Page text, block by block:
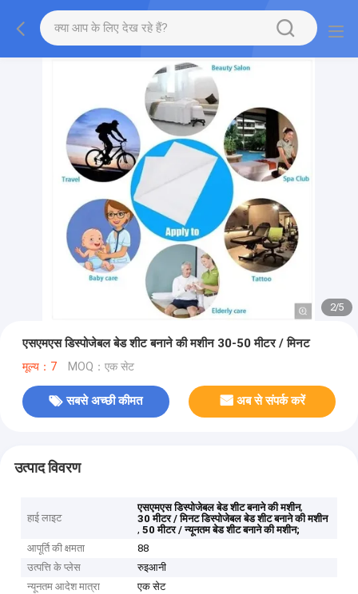
2/5
एसएमएस डिस्पोजेबल बेड शीट बनाने की मशीन 30-50 मीटर / मिनट
मूल्य：7 MOQ：एक सेट
सबसे अच्छी कीमत अब से संपर्क करें
उत्पाद विवरण
हाई लाइट
एसएमएस डिस्पोजेबल बेड शीट बनाने की मशीन,
30 मीटर / मिनट डिस्पोजेबल बेड शीट बनाने की मशीन
,50 मीटर / न्यूनतम बेड शीट बनाने की मशीन;
आपूर्ति की क्षमता
88
उत्पत्ति के प्लेस
रुइआनी
न्यूनतम आदेश मात्रा
एक सेट